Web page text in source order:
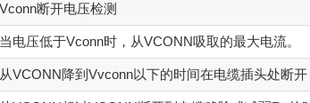
Vconn断开电压检测
当电压低于Vconn时，从VCONN吸取的最大电流。
从VCONN降到Vvconn以下的时间在电缆插头处断开